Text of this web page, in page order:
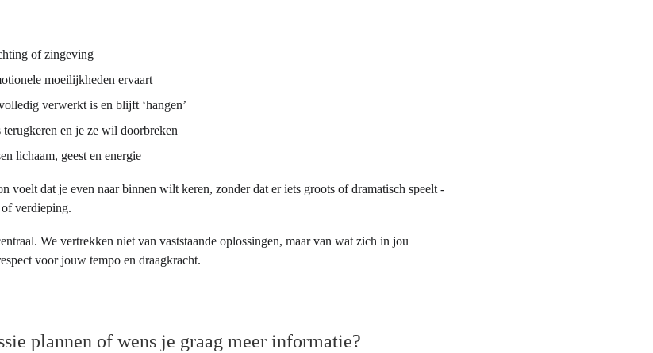
of zingeving
moeilijkheden ervaart
verwerkt is en blijft ‘hangen’
terugkeren en je ze wil doorbreken
lichaam, geest en energie
voelt dat je even naar binnen wilt keren, zonder dat er iets groots of dramatisch speelt -
verdieping.
We vertrekken niet van vaststaande oplossingen, maar van wat zich in jou
voor jouw tempo en draagkracht.
plannen of wens je graag meer informatie?